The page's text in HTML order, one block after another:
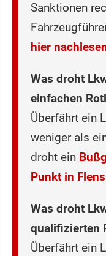
Sanktionen
hier
Was droht
einfachen
Überfährt ein
weniger als
droht ein
Punkt in
Was droht
qualifizierten
Überfährt ein